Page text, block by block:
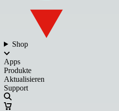
Shop
Apps
Produkte
Aktualisieren
Support